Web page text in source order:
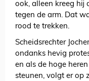
ook, alleen kreeg hij
tegen de arm. Dat
rood te trekken.
Scheidsrechter
ondanks hevig
en als de hoge
steunen, volgt er op